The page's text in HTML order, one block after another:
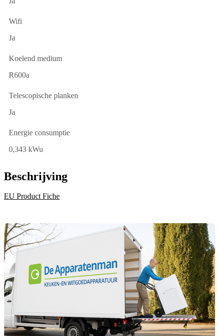
Wifi
Ja
Koelend medium
R600a
Telescopische planken
Ja
Energie consumptie
0,343 kWu
Beschrijving
EU Product Fiche